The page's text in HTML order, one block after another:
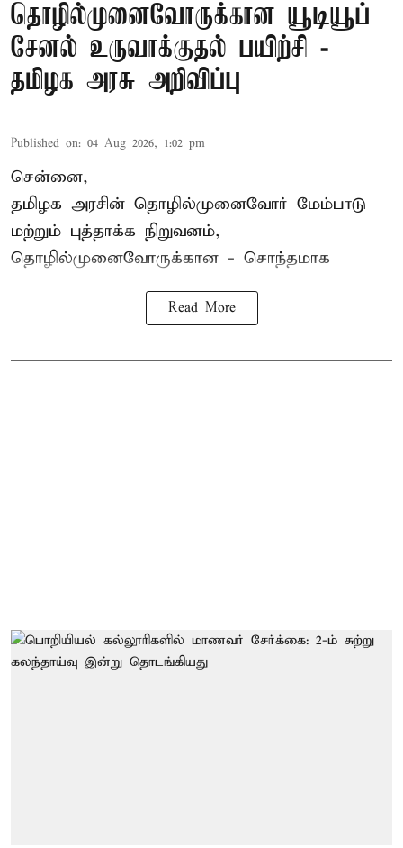
தொழில்முனைவோருக்கான யூடியூப்
சேனல் உருவாக்குதல் பயிற்சி -
தமிழக அரசு அறிவிப்பு
Published on: 04 Aug 2026, 1:02 pm
சென்னை,
தமிழக அரசின் தொழில்முனைவோர் மேம்பாடு
மற்றும் புத்தாக்க நிறுவனம்,
தொழில்முனைவோருக்கான - சொந்தமாக
Read More